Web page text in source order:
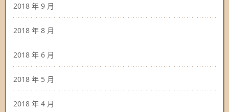
2018 年 9 月
2018 年 8 月
2018 年 6 月
2018 年 5 月
2018 年 4 月